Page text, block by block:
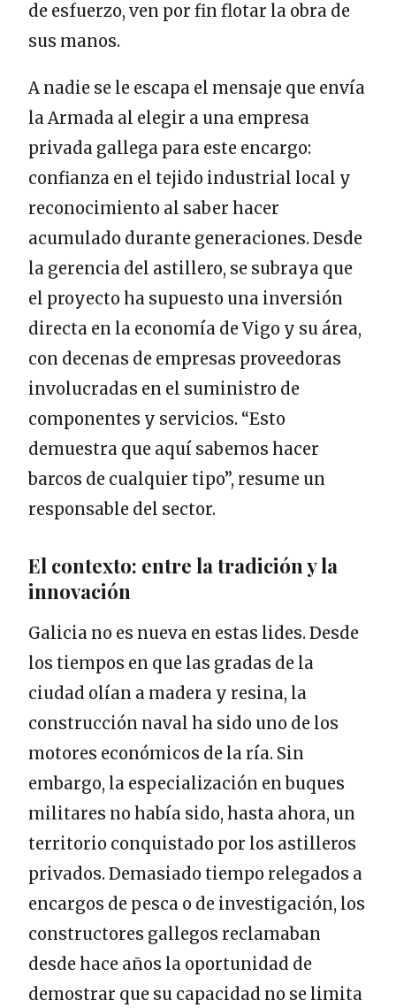
de esfuerzo, ven por fin flotar la obra de
sus manos.
A nadie se le escapa el mensaje que envía
la Armada al elegir a una empresa
privada gallega para este encargo:
confianza en el tejido industrial local y
reconocimiento al saber hacer
acumulado durante generaciones. Desde
la gerencia del astillero, se subraya que
el proyecto ha supuesto una inversión
directa en la economía de Vigo y su área,
con decenas de empresas proveedoras
involucradas en el suministro de
componentes y servicios. “Esto
demuestra que aquí sabemos hacer
barcos de cualquier tipo”, resume un
responsable del sector.
El contexto: entre la tradición y la
innovación
Galicia no es nueva en estas lides. Desde
los tiempos en que las gradas de la
ciudad olían a madera y resina, la
construcción naval ha sido uno de los
motores económicos de la ría. Sin
embargo, la especialización en buques
militares no había sido, hasta ahora, un
territorio conquistado por los astilleros
privados. Demasiado tiempo relegados a
encargos de pesca o de investigación, los
constructores gallegos reclamaban
desde hace años la oportunidad de
demostrar que su capacidad no se limita